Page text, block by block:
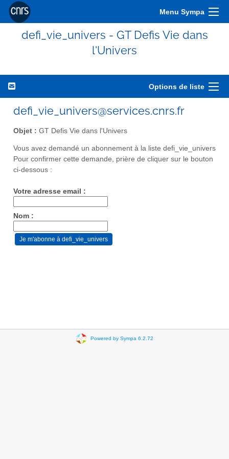
Menu Sympa
defi_vie_univers - GT Defis Vie dans
l'Univers
Options de liste
defi_vie_univers@services.cnrs.fr
Objet : GT Defis Vie dans l'Univers
Vous avez demandé un abonnement à la liste defi_vie_univers
Pour confirmer cette demande, prière de cliquer sur le bouton
ci-dessous :
Votre adresse email :
Nom :
Powered by Sympa 6.2.72